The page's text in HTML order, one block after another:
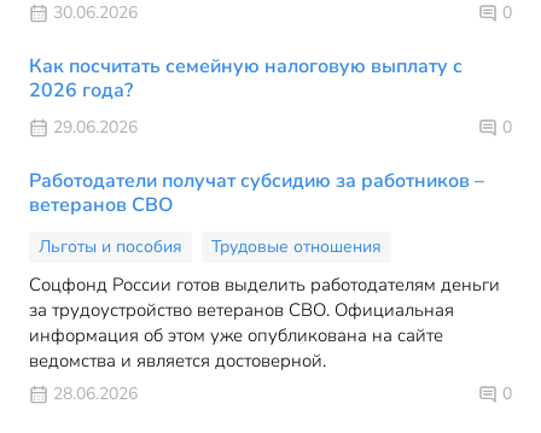
30.06.2026 0
Как посчитать семейную налоговую выплату с
2026 года?
29.06.2026 0
Работодатели получат субсидию за работников –
ветеранов СВО
Льготы и пособия Трудовые отношения
Соцфонд России готов выделить работодателям деньги
за трудоустройство ветеранов СВО. Официальная
информация об этом уже опубликована на сайте
ведомства и является достоверной.
28.06.2026 0